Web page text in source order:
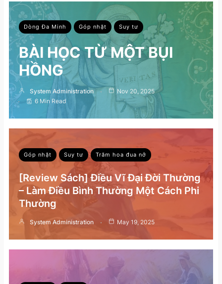
Dòng Đa Minh Góp nhặt Suy tư
BÀI HỌC TỪ MỘT BỤI
HỒNG
System Administration
Nov 20, 2025
6 Min Read
Góp nhặt Suy tư Trăm hoa đua nở
[Review Sách] Điều Vĩ Đại Đời Thường
– Làm Điều Bình Thường Một Cách Phi
Thường
System Administration May 19, 2025